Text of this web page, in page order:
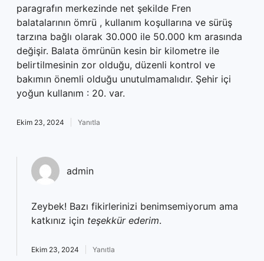
paragrafın merkezinde net şekilde Fren
balatalarının ömrü , kullanım koşullarına ve sürüş
tarzına bağlı olarak 30.000 ile 50.000 km arasında
değişir. Balata ömrünün kesin bir kilometre ile
belirtilmesinin zor olduğu, düzenli kontrol ve
bakımın önemli olduğu unutulmamalıdır. Şehir içi
yoğun kullanım : 20. var.
Ekim 23, 2024 Yanıtla
admin
Zeybek! Bazı fikirlerinizi benimsemiyorum ama
katkınız için teşekkür ederim.
Ekim 23, 2024 Yanıtla